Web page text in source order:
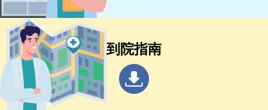
到院指南